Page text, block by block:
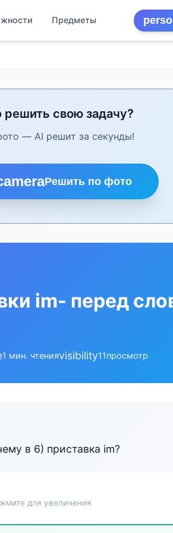
Предметы
свою задачу?
— AI решит за секунды!
Решить по фото
im- перед
1 мин. чтенияvisibility11просмотр
в 6) приставка im?
для увеличения